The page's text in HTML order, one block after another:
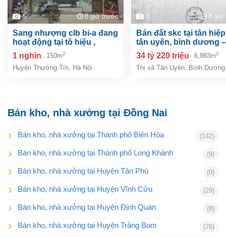
5 8 giờ trước
sang nhượng clb bi-a đang
hoạt động tại tô hiệu ,
thường tín, hà nội
1 nghìn 150m2
Huyện Thường Tín, Hà Nội
5 8 giờ
bán đất skc tại tân hiệp, tp.
tân uyên, bình dương –
6.983m²
34 tỷ 220 triệu 6,983m2
Thị xã Tân Uyên, Bình Dương
Bán kho, nhà xưởng tại Đồng Nai
Bán kho, nhà xưởng tại Thành phố Biên Hòa (142)
Bán kho, nhà xưởng tại Thành phố Long Khánh (9)
Bán kho, nhà xưởng tại Huyện Tân Phú (0)
Bán kho, nhà xưởng tại Huyện Vĩnh Cửu (29)
Bán kho, nhà xưởng tại Huyện Định Quán (8)
Bán kho, nhà xưởng tại Huyện Trảng Bom (76)